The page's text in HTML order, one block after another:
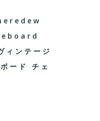
ンテージ
ード チェ